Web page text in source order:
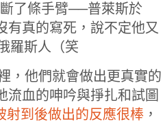
了條手臂──普萊斯於
有真的寫死，說不定他又
羅斯人（笑
，他們就會做出更真實的
流血的呻吟與掙扎和試圖
射到後做出的反應很棒 ，